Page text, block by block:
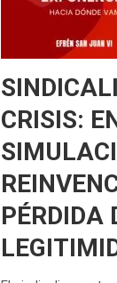
CRISIS:
PÉRDIDA